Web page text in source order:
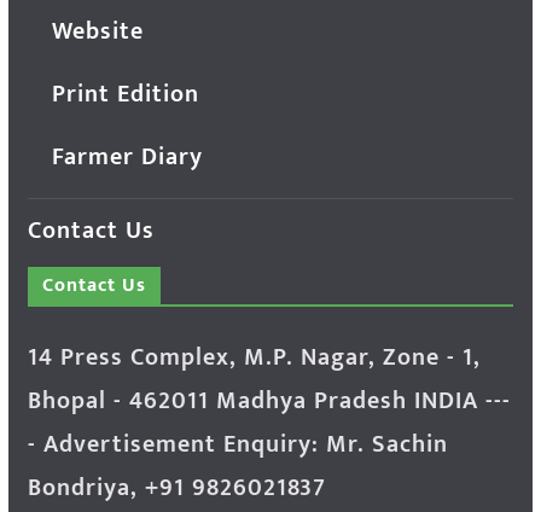
Website
Print Edition
Farmer Diary
Contact Us
Contact Us
14 Press Complex, M.P. Nagar, Zone - 1,
Bhopal - 462011 Madhya Pradesh INDIA ---
- Advertisement Enquiry: Mr. Sachin
Bondriya, +91 9826021837